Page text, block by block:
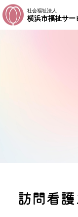
社会福祉法人
横浜市福祉サー
訪問看